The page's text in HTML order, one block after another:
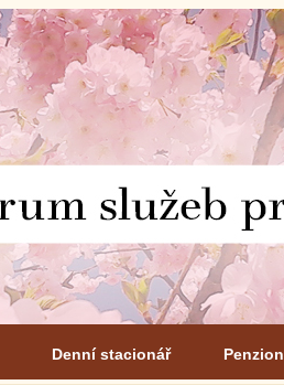
Denní stacionář Penzion